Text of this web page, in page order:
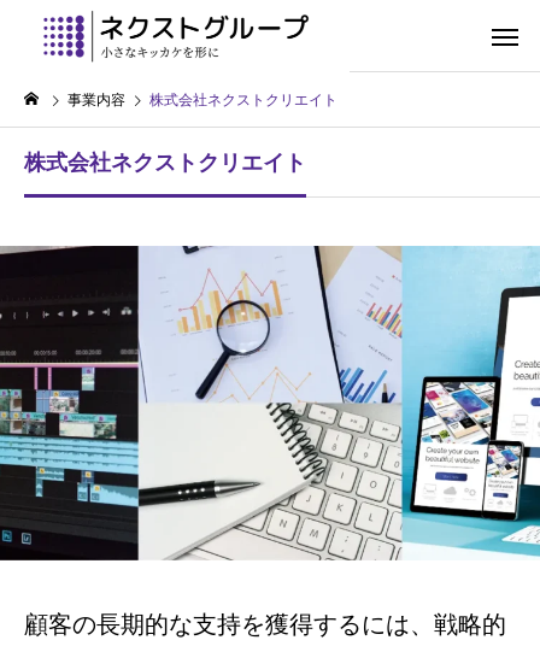
事業内容 株式会社ネクストクリエイト
株式会社ネクストクリエイト
顧客の長期的な支持を獲得するには、戦略的